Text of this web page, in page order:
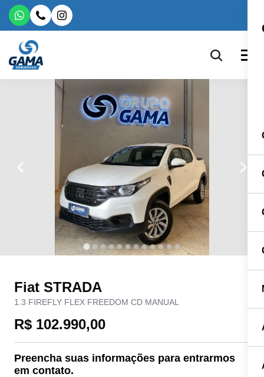
Fiat STRADA
1.3 FIREFLY FLEX FREEDOM CD MANUAL
R$ 102.990,00
Preencha suas informações para entrarmos
em contato.